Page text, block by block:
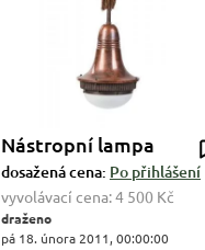
Nástropní lampa
dosažená cena: Po přihlášení
vyvolávací cena:4 500 Kč
draženo
pá 18. února 2011, 00:00:00